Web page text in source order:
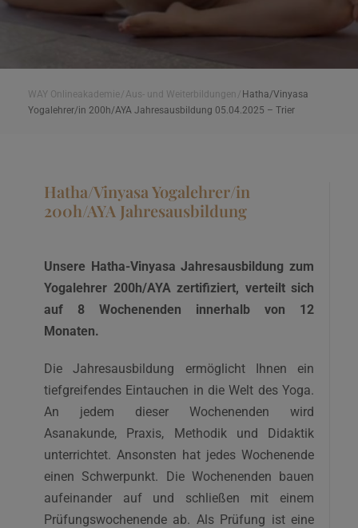
WAY Onlineakademie/ Aus- und Weiterbildungen / Hatha/Vinyasa
Yogalehrer/in 200h/AYA Jahresausbildung 05.04.2025 – Trier
Hatha/Vinyasa Yogalehrer/in
200h/AYA Jahresausbildung
Unsere Hatha-Vinyasa Jahresausbildung zum
Yogalehrer 200h/AYA zertifiziert, verteilt sich
auf 8 Wochenenden innerhalb von 12
Monaten.
Die Jahresausbildung ermöglicht Ihnen ein
tiefgreifendes Eintauchen in die Welt des Yoga.
An jedem dieser Wochenenden wird
Asanakunde, Praxis, Methodik und Didaktik
unterrichtet. Ansonsten hat jedes Wochenende
einen Schwerpunkt. Die Wochenenden bauen
aufeinander auf und schließen mit einem
Prüfungswochenende ab. Als Prüfung ist eine